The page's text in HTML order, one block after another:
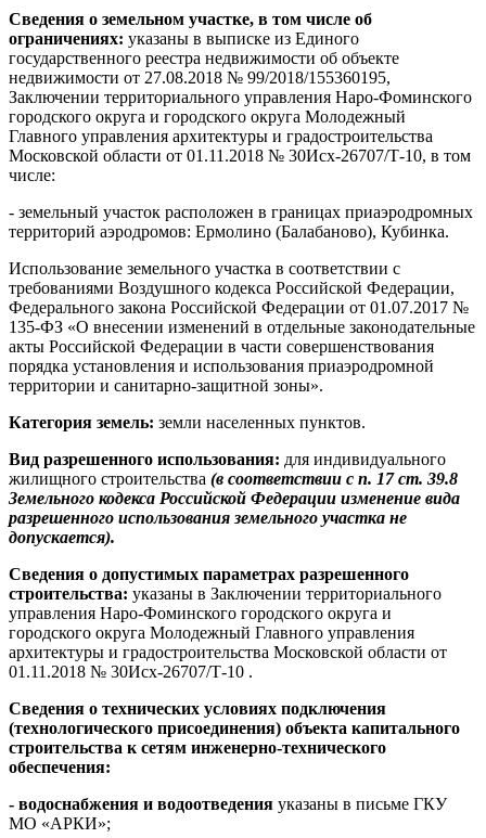
Сведения о земельном участке, в том числе об
ограничениях: указаны в выписке из Единого
государственного реестра недвижимости об объекте
недвижимости от 27.08.2018 № 99/2018/155360195,
Заключении территориального управления Наро-Фоминского
городского округа и городского округа Молодежный
Главного управления архитектуры и градостроительства
Московской области от 01.11.2018 № 30Исх-26707/Т-10, в том
числе:
- земельный участок расположен в границах приаэродромных
территорий аэродромов: Ермолино (Балабаново), Кубинка.
Использование земельного участка в соответствии с
требованиями Воздушного кодекса Российской Федерации,
Федерального закона Российской Федерации от 01.07.2017 №
135-ФЗ «О внесении изменений в отдельные законодательные
акты Российской Федерации в части совершенствования
порядка установления и использования приаэродромной
территории и санитарно-защитной зоны».
Категория земель: земли населенных пунктов.
Вид разрешенного использования: для индивидуального
жилищного строительства (в соответствии с п. 17 ст. 39.8
Земельного кодекса Российской Федерации изменение вида
разрешенного использования земельного участка не
допускается).
Сведения о допустимых параметрах разрешенного
строительства: указаны в Заключении территориального
управления Наро-Фоминского городского округа и
городского округа Молодежный Главного управления
архитектуры и градостроительства Московской области от
01.11.2018 № 30Исх-26707/Т-10 .
Сведения о технических условиях подключения
(технологического присоединения) объекта капитального
строительства к сетям инженерно-технического
обеспечения:
- водоснабжения и водоотведения указаны в письме ГКУ
МО «АРКИ»;